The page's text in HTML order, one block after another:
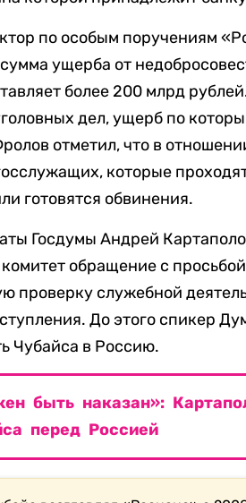
по особым поручениям
ущерба от
более 200 млрд
дел, ущерб по
отметил, что в
которые
готовятся обвинения.
Госдумы Андрей
обращение с
проверку служебной
До этого спикер
Чубайса в Россию.
быть наказан»:
перед Россией